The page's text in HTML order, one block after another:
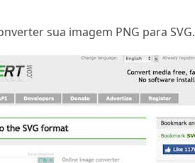
sua imagem PNG para SVG.